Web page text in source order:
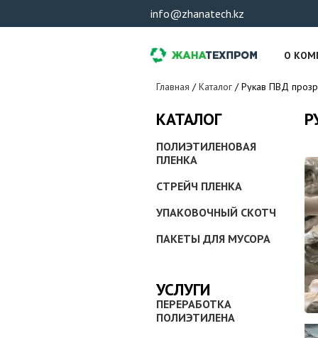
info@zhanatech.kz
О
Вы здесь
Главная / Каталог / Рукав ПВД
КАТАЛОГ
ПОЛИЭТИЛЕНОВАЯ
ПЛЕНКА
СТРЕЙЧ ПЛЕНКА
УПАКОВОЧНЫЙ СКОТЧ
ПАКЕТЫ ДЛЯ МУСОРА
УСЛУГИ
ПЕРЕРАБОТКА
ПОЛИЭТИЛЕНА